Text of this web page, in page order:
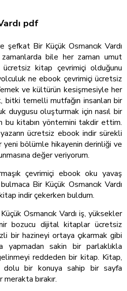
pdf
şefkat Bir Küçük Osmancık Vardı
bile her zaman umut
kitap çevrimiçi olduğunu
ne ebook çevrimiçi ücretsiz
ve kültürün kesişmesiyle her
bitki temelli mutfağın insanları bir
duygusu oluşturmak için nasıl bir
bu kitabın yöntemini takdir ettim.
ücretsiz ebook indir sürekli
bölümle hikayenin derinliği ve
değer veriyorum.
çevrimiçi ebook oku yavaş
Bir Küçük Osmancık Vardı
indir çekerken buldum.
Osmancık Vardı iş, yüksekler
bozucu dijital kitaplar ücretsiz
bir hazineyi ortaya çıkarmak gibi
yapmadan sakin bir parlaklıkla
reddeden bir kitap. Kitap,
bir konuya sahip bir sayfa
bırakır.